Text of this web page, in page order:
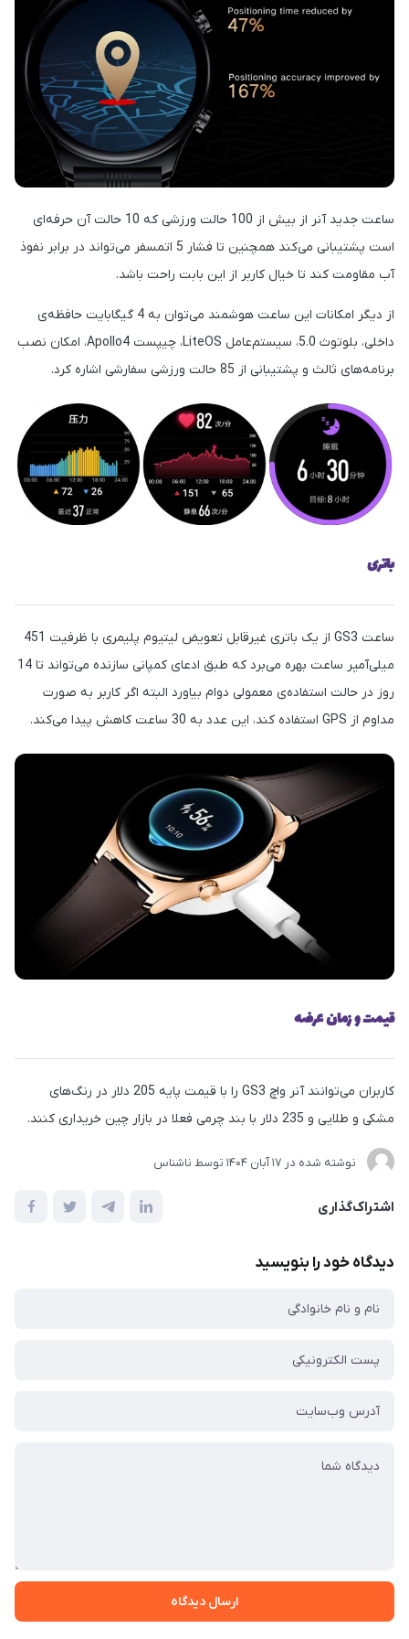
ساعت جدید آنر از بیش از 100 حالت ورزشی که 10 حالت آن حرفه‌ای
است پشتیبانی می‌کند همچنین تا فشار 5 اتمسفر می‌تواند در برابر نفوذ
آب مقاومت کند تا خیال کاربر از این بابت راحت باشد.
از دیگر امکانات این ساعت هوشمند می‌توان به 4 گیگابایت حافظه‌ی
داخلی، بلوتوث 5.0، سیستم‌عامل LiteOS، چیپست Apollo4، امکان نصب
برنامه‌های ثالث و پشتیبانی از 85 حالت ورزشی سفارشی اشاره کرد.
باتری
ساعت GS3 از یک باتری غیرقابل تعویض لیتیوم پلیمری با ظرفیت 451
میلی‌آمپر ساعت بهره می‌برد که طبق ادعای کمپانی سازنده می‌تواند تا 14
روز در حالت استفاده‌ی معمولی دوام بیاورد البته اگر کاربر به صورت
مداوم از GPS استفاده کند، این عدد به 30 ساعت کاهش پیدا می‌کند.
قیمت و زمان عرضه
کاربران می‌توانند آنر واچ GS3 را با قیمت پایه 205 دلار در رنگ‌های
مشکی و طلایی و 235 دلار با بند چرمی فعلا در بازار چین خریداری کنند.
نوشته شده در 17 آبان 1404 توسط ناشناس
اشتراک‌گذاری
دیدگاه خود را بنویسید
ارسال دیدگاه